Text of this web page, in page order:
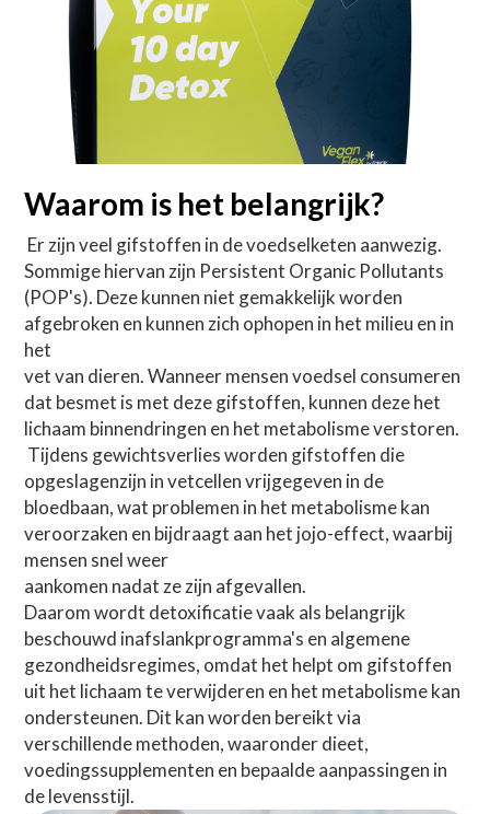
Wandelvasten
Vrouw in Balans
Testimonials
disclaimer
Search
Netherlands
Netherlands
+31 (6) 46 13 87 21
Boek jouw V-CHECK
Waarom is het belangrijk?
Sommige hiervan zijn Persistent Organic Pollutants
(POP's). Deze kunnen niet gemakkelijk worden
afgebroken en kunnen zich ophopen in het milieu en in
het
vet van dieren. Wanneer mensen voedsel consumeren
dat besmet is met deze gifstoffen, kunnen deze het
lichaam binnendringen en het metabolisme verstoren.
opgeslagenzijn in vetcellen vrijgegeven in de
bloedbaan, wat problemen in het metabolisme kan
veroorzaken en bijdraagt aan het jojo-effect, waarbij
mensen snel weer
aankomen nadat ze zijn afgevallen.
Daarom wordt detoxificatie vaak als belangrijk
beschouwd inafslankprogramma's en algemene
gezondheidsregimes, omdat het helpt om gifstoffen
uit het lichaam te verwijderen en het metabolisme kan
ondersteunen. Dit kan worden bereikt via
verschillende methoden, waaronder dieet,
voedingssupplementen en bepaalde aanpassingen in
de levensstijl.